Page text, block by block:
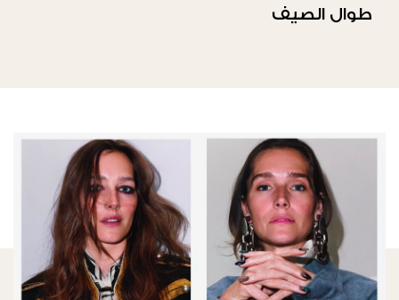
طوال الصيف